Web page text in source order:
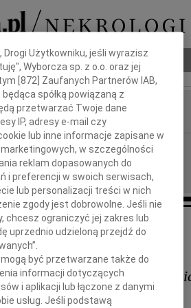
pogrzebowy
Pani
Dyrektor
Małaszko-
Drogi Użytkowniku, jeśli wyrazisz
Wyborcza sp. z o.o. oraz jej
[872 ] Zaufanych Partnerów IAB,
spółką powiązaną z
przetwarzać Twoje dane
IP, adresy e-mail czy
lub inne informacje zapisane w
w szczególności
reklam dopasowanych do
i preferencji w swoich serwisach,
lub personalizacji treści w nich
zgody jest dobrowolne. Jeśli nie
chcesz ograniczyć jej zakres lub
uprzednio udzieloną przejdź do
być przetwarzane także do
informacji dotyczących
i aplikacji lub łączone z danymi
usług. Jeśli podstawą